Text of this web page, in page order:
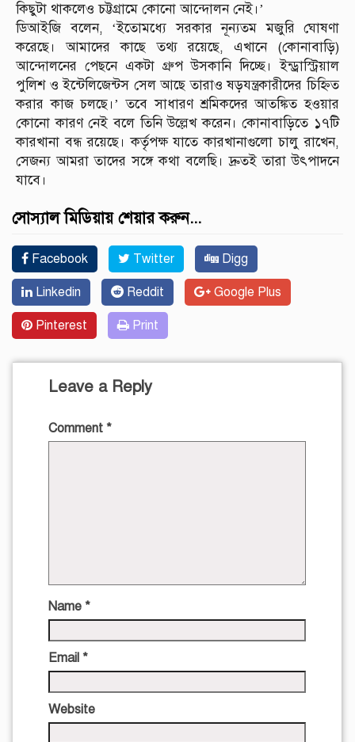
কিছুটা থাকলেও চট্টগ্রামে কোনো আন্দোলন নেই।’
ডিআইজি বলেন, ‘ইতোমধ্যে সরকার নূন্যতম মজুরি ঘোষণা
করেছে। আমাদের কাছে তথ্য রয়েছে, এখানে (কোনাবাড়ি)
আন্দোলনের পেছনে একটা গ্রুপ উসকানি দিচ্ছে। ইন্ড্রাস্ট্রিয়াল
পুলিশ ও ইন্টেলিজেন্টস সেল আছে তারাও ষড়যন্ত্রকারীদের চিহ্নিত
করার কাজ চলছে।’ তবে সাধারণ শ্রমিকদের আতঙ্কিত হওয়ার
কোনো কারণ নেই বলে তিনি উল্লেখ করেন। কোনাবাড়িতে ১৭টি
কারখানা বন্ধ রয়েছে। কর্তৃপক্ষ যাতে কারখানাগুলো চালু রাখেন,
সেজন্য আমরা তাদের সঙ্গে কথা বলেছি। দ্রুতই তারা উৎপাদনে
যাবে।
সোস্যাল মিডিয়ায় শেয়ার করুন...
Facebook Twitter Digg
Linkedin Reddit Google Plus
Pinterest Print
Leave a Reply
Comment *
Name *
Email *
Website